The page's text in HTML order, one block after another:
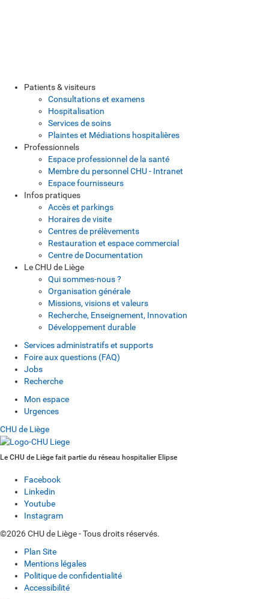
Patients & visiteurs
Consultations et examens
Hospitalisation
Services de soins
Plaintes et Médiations hospitalières
Professionnels
Espace professionnel de la santé
Membre du personnel CHU - Intranet
Espace fournisseurs
Infos pratiques
Accès et parkings
Horaires de visite
Centres de prélèvements
Restauration et espace commercial
Centre de Documentation
Le CHU de Liège
Qui sommes-nous ?
Organisation générale
Missions, visions et valeurs
Recherche, Enseignement, Innovation
Développement durable
Services administratifs et supports
Foire aux questions (FAQ)
Jobs
Recherche
Mon espace
Urgences
CHU de Liège
Le CHU de Liège fait partie du réseau hospitalier Elipse
Facebook
Linkedin
Youtube
Instagram
©2026 CHU de Liège - Tous droits réservés.
Plan Site
Mentions légales
Politique de confidentialité
Accessibilité